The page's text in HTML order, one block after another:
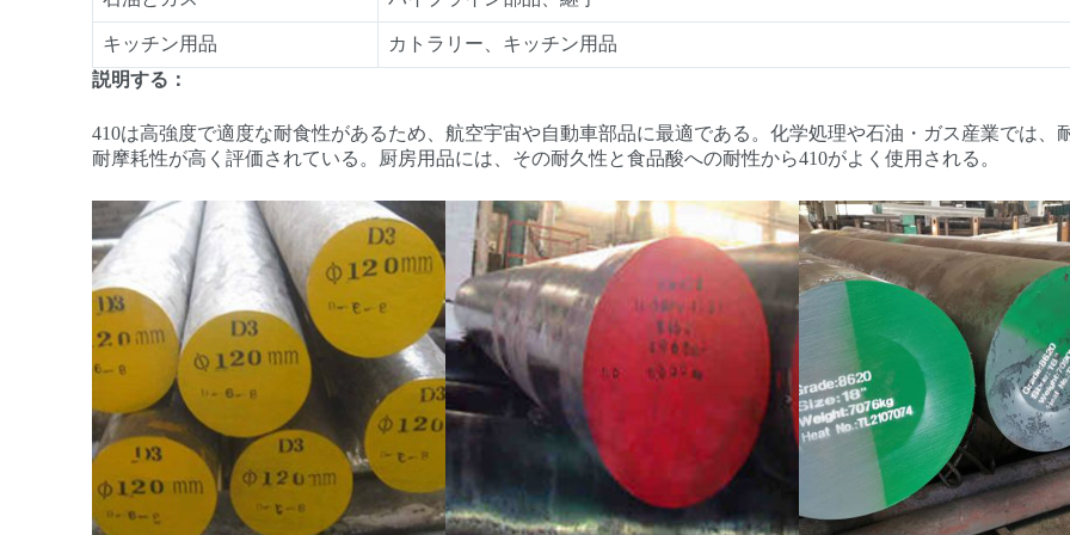
キッチン用品
カトラリー、キッチン用品
説明する：
410は高強度で適度な耐食性があるため、航空宇宙や自動車部品に最適である。化学処理や石油・ガス産業では、
耐摩耗性が高く評価されている。厨房用品には、その耐久性と食品酸への耐性から410がよく使用される。